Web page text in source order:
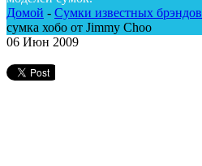
Домой - Сумки известных брэндов
сумка хобо от Jimmy Choo
06 Июн 2009